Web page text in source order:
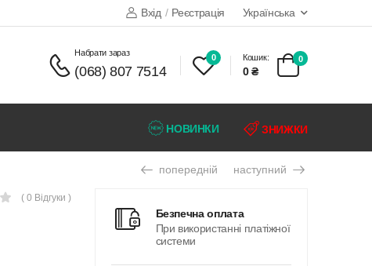
Вхід / Реєстрація Українська
набрати зараз
(068) 807 7514
0 Кошик:
0 ₴
0
НОВИНКИ ЗНИЖКИ
попередній наступний
безпечна оплата
При використанні платіжної
системи
( 0 Відгуки )